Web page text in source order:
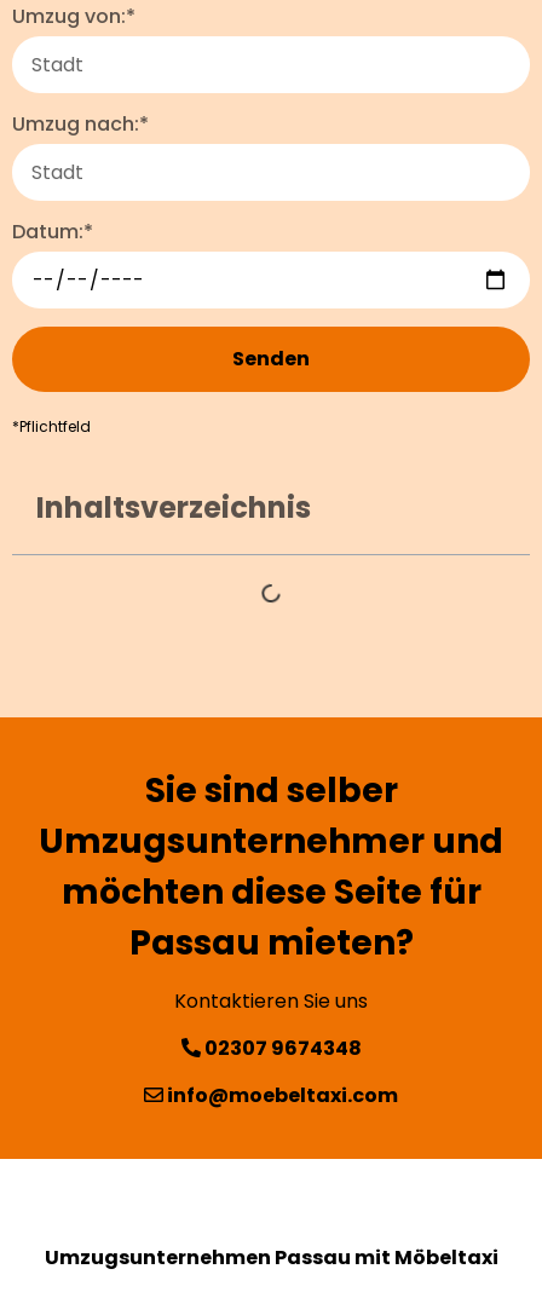
Umzug von:*
Umzug nach:*
Datum:*
Senden
*Pflichtfeld
Inhaltsverzeichnis
Sie sind selber
Umzugsunternehmer und
möchten diese Seite für
Passau mieten?
Kontaktieren Sie uns
02307 9674348
info@moebeltaxi.com
Umzugsunternehmen Passau mit Möbeltaxi